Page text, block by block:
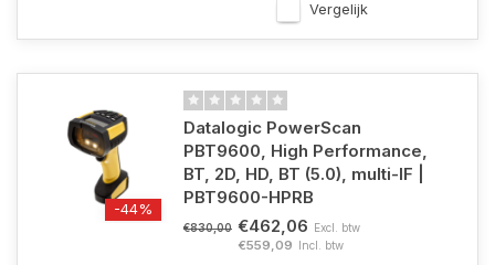
Vergelijk
-44%
Datalogic PowerScan
PBT9600, High Performance,
BT, 2D, HD, BT (5.0), multi-IF |
PBT9600-HPRB
€830,00 €462,06 Excl. btw
€559,09 Incl. btw